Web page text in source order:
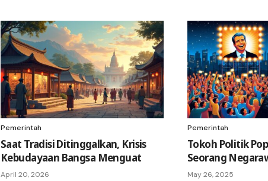
Pemerintah
Saat Tradisi Ditinggalkan, Krisis
Kebudayaan Bangsa Menguat
April 20, 2026
Pemerintah
Tokoh Politik
Seorang
May 26, 2025